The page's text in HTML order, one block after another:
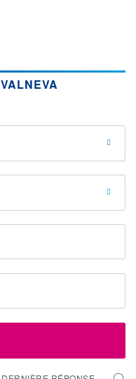
VEILLE
/ 11:59:50
ESG